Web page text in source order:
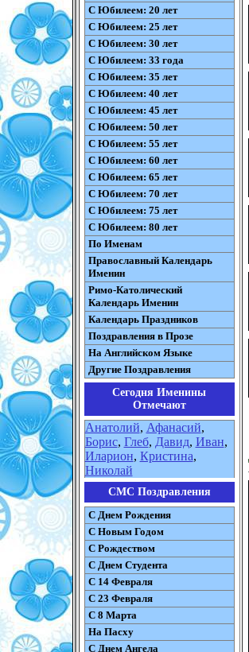
С Юбилеем: 20 лет
С Юбилеем: 25 лет
С Юбилеем: 30 лет
С Юбилеем: 33 года
С Юбилеем: 35 лет
С Юбилеем: 40 лет
С Юбилеем: 45 лет
С Юбилеем: 50 лет
С Юбилеем: 55 лет
С Юбилеем: 60 лет
С Юбилеем: 65 лет
С Юбилеем: 70 лет
С Юбилеем: 75 лет
С Юбилеем: 80 лет
По Именам
Православный Календарь
Именин
Римо-Католический
Календарь Именин
Календарь Праздников
Поздравления в Прозе
На Английском Языке
Другие Поздравления
Сегодня Именины
Отмечают
Анатолий, Афанасий,
Борис, Глеб, Давид, Иван,
Иларион, Кристина,
Николай
СМС Поздравления
С Днем Рождения
С Новым Годом
С Рождеством
C Днем Студента
С 14 Февраля
С 23 Февраля
С 8 Марта
На Пасху
C Днем Ангела